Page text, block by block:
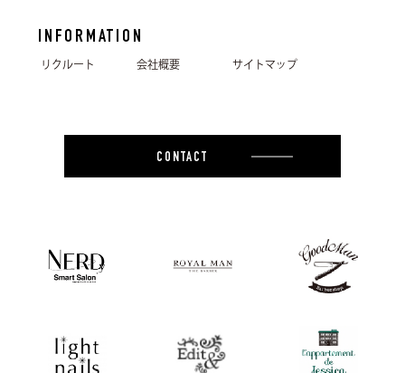
INFORMATION
リクルート 会社概要 サイトマップ
CONTACT